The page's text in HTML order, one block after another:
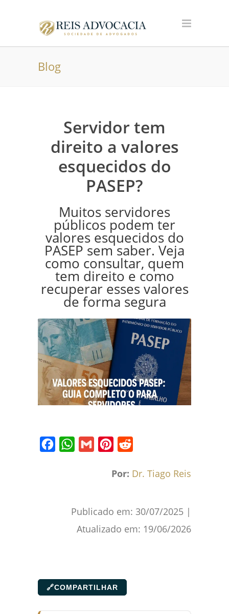
Blog
Servidor tem
direito a valores
esquecidos do
PASEP?
Muitos servidores
públicos podem ter
valores esquecidos do
PASEP sem saber. Veja
como consultar, quem
tem direito e como
recuperar esses valores
de forma segura
FacebookWhatsApp
Gmail Pinterest
Por: Dr. Tiago Reis
Publicado em: 30/07/2025 |
Atualizado em: 19/06/2026
🔗COMPARTILHAR